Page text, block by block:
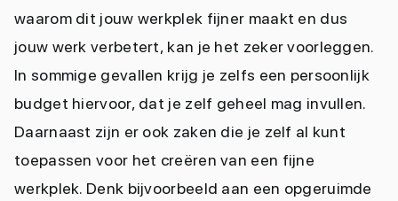
waarom dit jouw werkplek fijner maakt en dus
jouw werk verbetert, kan je het zeker voorleggen.
In sommige gevallen krijg je zelfs een persoonlijk
budget hiervoor, dat je zelf geheel mag invullen.
Daarnaast zijn er ook zaken die je zelf al kunt
toepassen voor het creëren van een fijne
werkplek. Denk bijvoorbeeld aan een opgeruimde